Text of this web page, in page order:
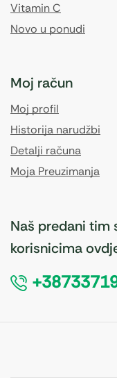
Vitamin C
Novo u ponudi
Moj račun
Moj profil
Historija narudžbi
Detalji računa
Moja Preuzimanja
Naš predani tim
korisnicima